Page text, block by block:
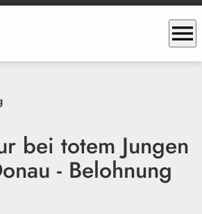
menu
bei totem Jungen
- Belohnung